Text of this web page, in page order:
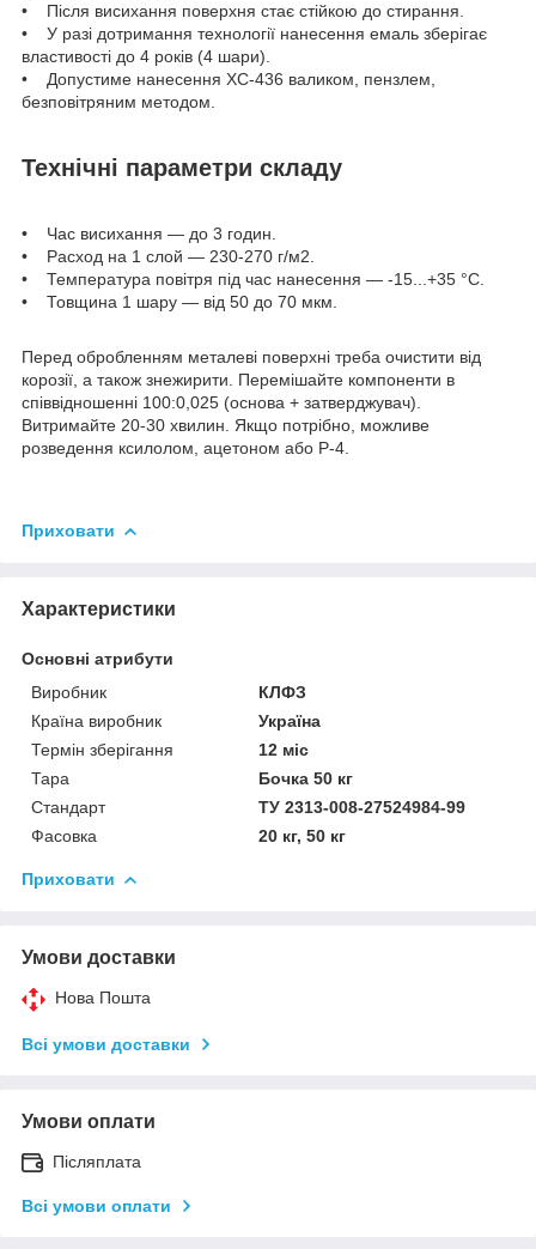
• Після висихання поверхня стає стійкою до стирання.
• У разі дотримання технології нанесення емаль зберігає
властивості до 4 років (4 шари).
• Допустиме нанесення ХС-436 валиком, пензлем,
безповітряним методом.
Технічні параметри складу
• Час висихання — до 3 годин.
• Расход на 1 слой — 230-270 г/м2.
• Температура повітря під час нанесення — -15...+35 °C.
• Товщина 1 шару — від 50 до 70 мкм.
Перед обробленням металеві поверхні треба очистити від
корозії, а також знежирити. Перемішайте компоненти в
співвідношенні 100:0,025 (основа + затверджувач).
Витримайте 20-30 хвилин. Якщо потрібно, можливе
розведення ксилолом, ацетоном або Р-4.
Приховати
Характеристики
Основні атрибути
Виробник
КЛФЗ
Країна виробник
Україна
Термін зберігання
12 міс
Тара
Бочка 50 кг
Стандарт
ТУ 2313-008-27524984-99
Фасовка
20 кг, 50 кг
Приховати
Умови доставки
Нова Пошта
Всі умови доставки
Умови оплати
Післяплата
Всі умови оплати